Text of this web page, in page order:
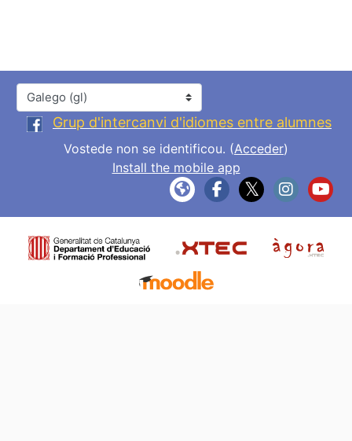
Idioma
Grup d'intercanvi d'idiomes entre alumnes
Vostede non se identificou. (Acceder)
Install the mobile app